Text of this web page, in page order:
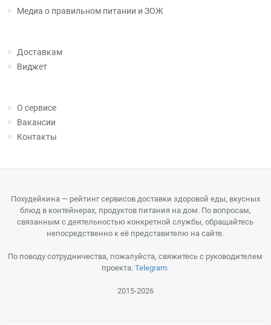
Медиа о правильном питании и ЗОЖ
Доставкам
Виджет
О сервисе
Вакансии
Контакты
Похудейкина — рейтинг сервисов доставки здоровой еды, вкусных
блюд в контейнерах, продуктов питания на дом. По вопросам,
связанным с деятельностью конкретной службы, обращайтесь
непосредственно к её представителю на сайте.
По поводу сотрудничества, пожалуйста, свяжитесь с руководителем
проекта:Telegram.
2015-2026